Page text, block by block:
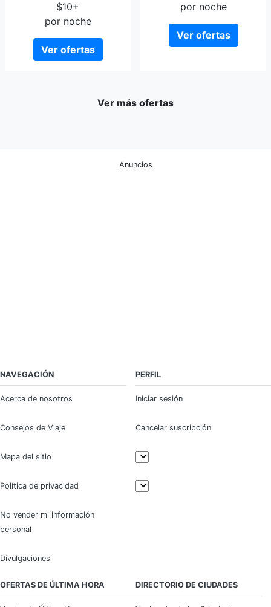
$10+
por noche
Ver ofertas
por noche
Ver ofertas
Ver más ofertas
Anuncios
NAVEGACIÓN
Acerca de nosotros
Consejos de Viaje
Mapa del sitio
Política de privacidad
No vender mi información
personal
Divulgaciones
PERFIL
Iniciar sesión
Cancelar suscripción
OFERTAS DE ÚLTIMA HORA DIRECTORIO DE CIUDADES